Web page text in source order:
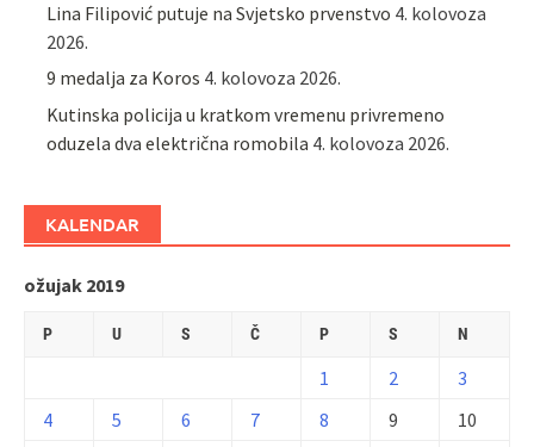
Lina Filipović putuje na Svjetsko prvenstvo 4. kolovoza
2026.
9 medalja za Koros 4. kolovoza 2026.
Kutinska policija u kratkom vremenu privremeno
oduzela dva električna romobila 4. kolovoza 2026.
KALENDAR
ožujak 2019
P U S Č P S N
1 2
3
4
5 6 7 8 9
10